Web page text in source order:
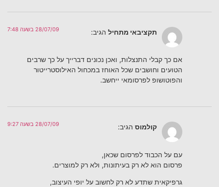
תקציבאי מתחיל הגיב: 28/07/09 בשעה 7:48
אם כך קבלי התנצלות, ואכן נכונים דברייך על כך שרבים
הטועים וחושבים שכל האוחז במכחול האילוסטרייטור
והפוטושופ לפרסומאי ייחשב.
קולמוס הגיב: 28/07/09 בשעה 9:27
עם על הכבוד לפרסום שכאן,
פרסום הוא לא רק בעיתונות, ולא רק למוצרים.
גרפיקאית שתדע לא רק לחשוב על יופי העיצוב,